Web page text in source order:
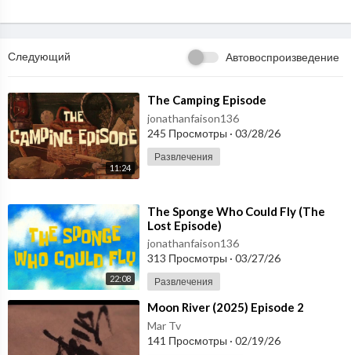
Следующий Автовоспроизведение
11:24
⁣The Camping Episode
jonathanfaison136
245 Просмотры · 03/28/26
Развлечения
22:08
⁣The Sponge Who Could Fly (The
Lost Episode)
jonathanfaison136
313 Просмотры · 03/27/26
Развлечения
⁣Moon River (2025) Episode 2
Mar Tv
141 Просмотры · 02/19/26